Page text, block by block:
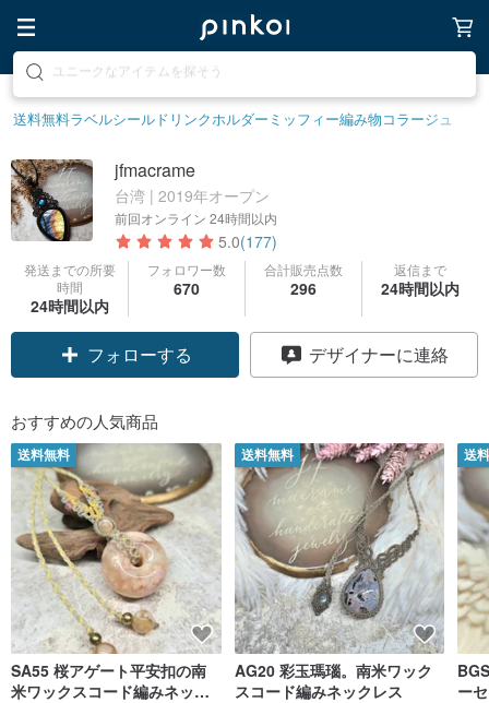
素敵な生活グッズを探そう
送料無料ラベルシール ドリンクホルダー ミッフィー編み物コラージュ
jfmacrame
台湾 | 2019年オープン
前回オンライン 24時間以内
5.0(177)
発送までの所要
時間
24時間以内
フォロワー数
670
合計販売点数
296
返信まで
24時間以内
フォローする デザイナーに連絡
おすすめの人気商品
送料無料
SA55 桜アゲート平安扣の南
米ワックスコード編みネック
送料無料
AG20 彩玉瑪瑙。南米ワック
スコード編みネックレス
送
ー